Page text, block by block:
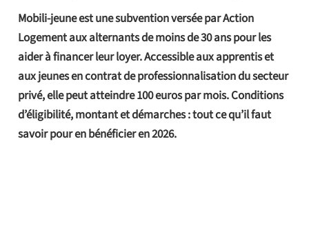
Mobili-jeune est une subvention versée par Action
Logement aux alternants de moins de 30 ans pour les
aider à financer leur loyer. Accessible aux apprentis et
aux jeunes en contrat de professionnalisation du secteur
privé, elle peut atteindre 100 euros par mois. Conditions
d’éligibilité, montant et démarches : tout ce qu’il faut
savoir pour en bénéficier en 2026.